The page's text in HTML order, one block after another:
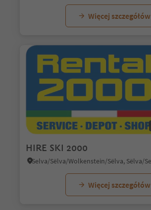
Więcej szczegółów
HIRE SKI 2000
Więcej szczegółów